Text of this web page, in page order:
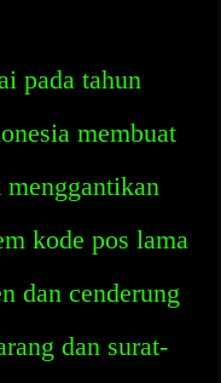
pada tahun
membuat
kode pos lama
dan cenderung
dan surat-